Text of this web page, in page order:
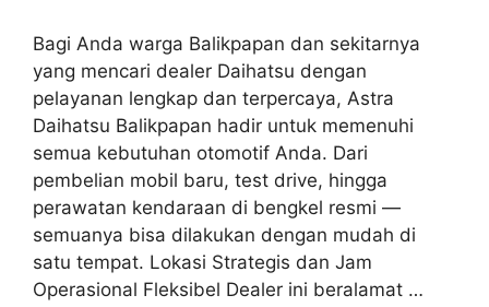
Bagi Anda warga Balikpapan dan sekitarnya
yang mencari dealer Daihatsu dengan
pelayanan lengkap dan terpercaya, Astra
Daihatsu Balikpapan hadir untuk memenuhi
semua kebutuhan otomotif Anda. Dari
pembelian mobil baru, test drive, hingga
perawatan kendaraan di bengkel resmi —
semuanya bisa dilakukan dengan mudah di
satu tempat. Lokasi Strategis dan Jam
Operasional Fleksibel Dealer ini beralamat …